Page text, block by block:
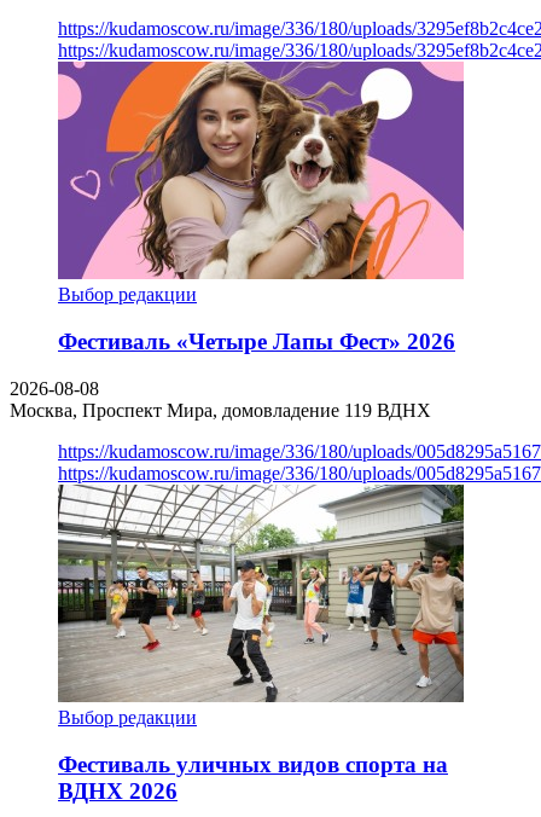
https://kudamoscow.ru/image/336/180/uploads/
https://kudamoscow.ru/image/336/180/uploads/
Выбор редакции
Фестиваль «Четыре Лапы Фест» 2026
2026-08-08
Москва, Проспект Мира, домовладение 119 ВДНХ
https://kudamoscow.ru/image/336/180/uploads/
https://kudamoscow.ru/image/336/180/uploads/
Выбор редакции
Фестиваль уличных видов спорта на
ВДНХ 2026